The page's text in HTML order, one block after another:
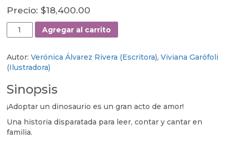
$18,400.00
YO
TENGO
DINOSAURIO
cantidad
Agregar al carrito
Autor: Verónica Álvarez Rivera (Escritora), Viviana Garófoli
(Ilustradora)
Sinopsis
¡Adoptar un dinosaurio es un gran acto de amor!
Una historia disparatada para leer, contar y cantar en
familia.